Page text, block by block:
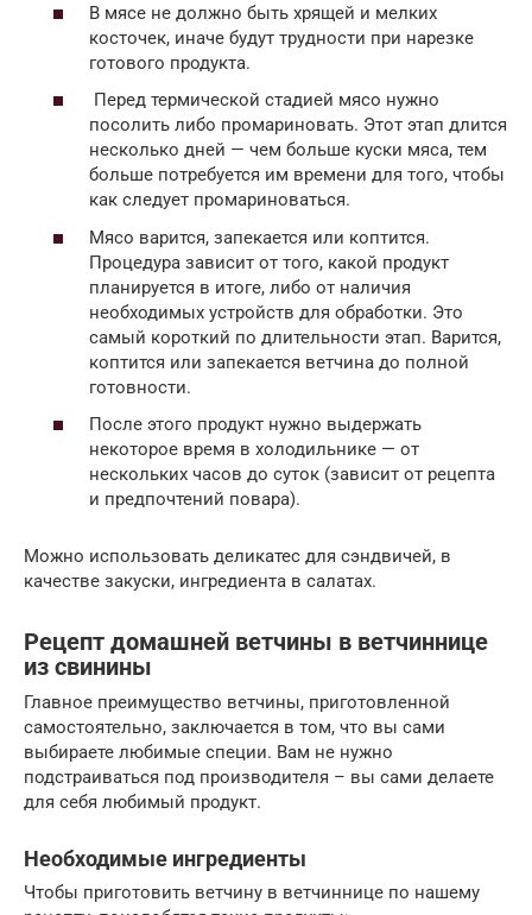
В мясе не должно быть хрящей и мелких
косточек, иначе будут трудности при нарезке
готового продукта.
Перед термической стадией мясо нужно
посолить либо промариновать. Этот этап длится
несколько дней — чем больше куски мяса, тем
больше потребуется им времени для того, чтобы
как следует промариноваться.
Мясо варится, запекается или коптится.
Процедура зависит от того, какой продукт
планируется в итоге, либо от наличия
необходимых устройств для обработки. Это
самый короткий по длительности этап. Варится,
коптится или запекается ветчина до полной
готовности.
После этого продукт нужно выдержать
некоторое время в холодильнике — от
нескольких часов до суток (зависит от рецепта
и предпочтений повара).
Можно использовать деликатес для сэндвичей, в
качестве закуски, ингредиента в салатах.
Рецепт домашней ветчины в ветчиннице
из свинины
Главное преимущество ветчины, приготовленной
самостоятельно, заключается в том, что вы сами
выбираете любимые специи. Вам не нужно
подстраиваться под производителя – вы сами делаете
для себя любимый продукт.
Необходимые ингредиенты
Чтобы приготовить ветчину в ветчиннице по нашему